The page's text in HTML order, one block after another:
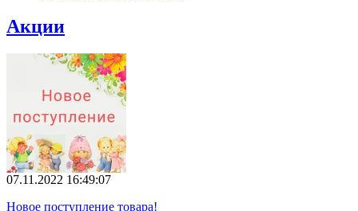
Акции
07.11.2022 16:49:07
Новое поступление товара!